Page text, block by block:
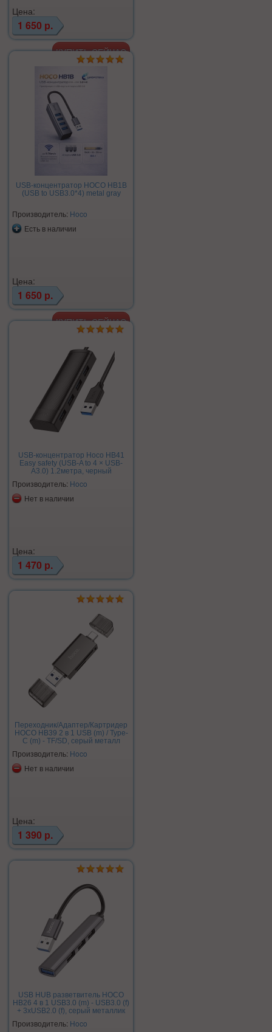
Цена:
1 650 р.
USB-концентратор HOCO HB1B
(USB to USB3.0*4) metal gray
Производитель: Hoco
Есть в наличии
Цена:
1 650 р.
USB-концентратор Hoco HB41
Easy safety (USB-A to 4 × USB-
A3.0) 1.2метра, черный
Производитель: Hoco
Нет в наличии
Цена:
1 470 р.
Переходник/Адаптер/Картридер
HOCO HB39 2 в 1 USB (m) / Type-
C (m) - TF/SD, серый металл
Производитель: Hoco
Нет в наличии
Цена:
1 390 р.
USB HUB разветвитель HOCO
HB26 4 в 1 USB3.0 (m) - USB3.0 (f)
+ 3xUSB2.0 (f), серый металлик
Производитель: Hoco